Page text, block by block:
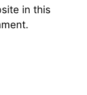
in this